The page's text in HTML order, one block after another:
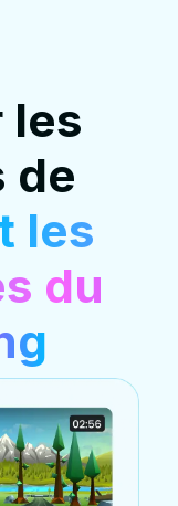
les
de
les
du